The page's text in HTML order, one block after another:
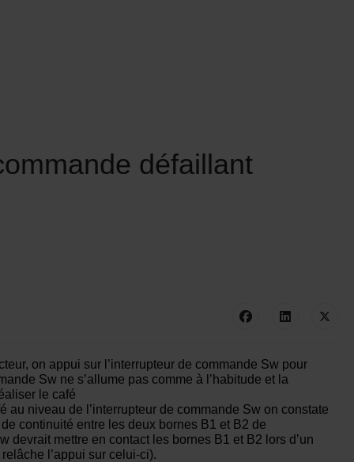
défaillant
on appui sur l’interrupteur de commande Sw pour
Sw ne s’allume pas comme à l’habitude et la
le café
niveau de l’interrupteur de commande Sw on constate
de continuité entre les deux bornes B1 et B2 de
devrait mettre en contact les bornes B1 et B2 lors d’un
l’appui sur celui-ci).